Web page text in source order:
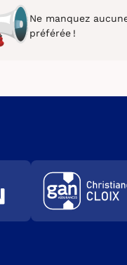
Ne manquez
préférée !